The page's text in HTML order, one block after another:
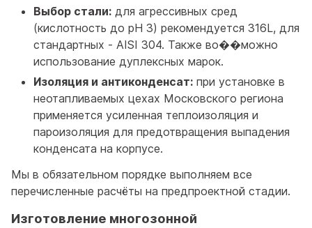
Выбор стали: для агрессивных сред
(кислотность до pH 3) рекомендуется 316L, для
стандартных - AISI 304. Также во��можно
использование дуплексных марок.
Изоляция и антиконденсат: при установке в
неотапливаемых цехах Московского региона
применяется усиленная теплоизоляция и
пароизоляция для предотвращения выпадения
конденсата на корпусе.
Мы в обязательном порядке выполняем все
перечисленные расчёты на предпроектной стадии.
Изготовление многозонной